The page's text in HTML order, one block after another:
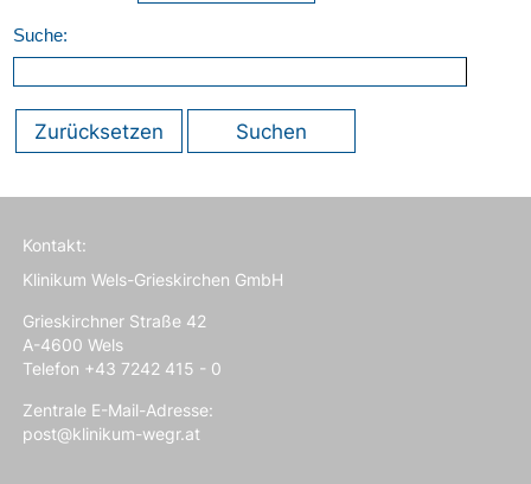
Suche:
Zurücksetzen Suchen
Kontakt:
Klinikum Wels-Grieskirchen GmbH
Grieskirchner Straße 42
A-4600 Wels
Telefon +43 7242 415 - 0
Zentrale E-Mail-Adresse:
post@klinikum-wegr.at